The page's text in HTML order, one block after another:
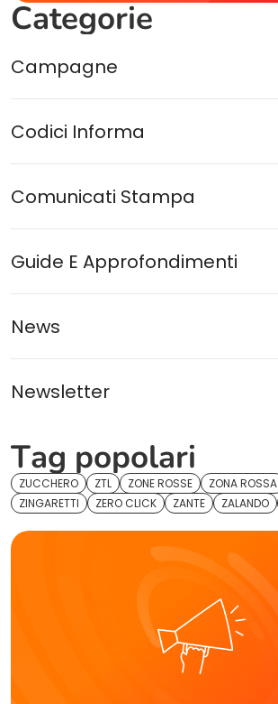
Categorie
Campagne
Codici Informa
Comunicati Stampa
Guide E Approfondimenti
News
Newsletter
Tag popolari
ZUCCHERO ZTL ZONE ROSSE ZONA ROSSA
ZINGARETTI
ZERO CLICK ZANTE ZALANDO